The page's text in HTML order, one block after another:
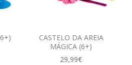
CASTELO DA AREIA
MÁGICA (6+)
29,99€